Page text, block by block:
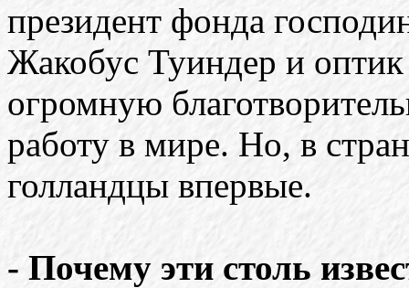
президент фонда
Жакобус Туиндер и
огромную
работу в мире. Но, в
голландцы впервые.
- Почему эти столь